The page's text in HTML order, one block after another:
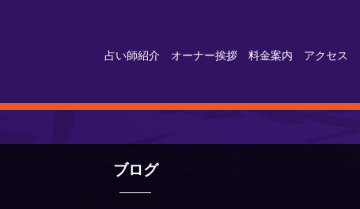
占い師紹介 オーナー挨拶 料金案内 アクセス
ブログ